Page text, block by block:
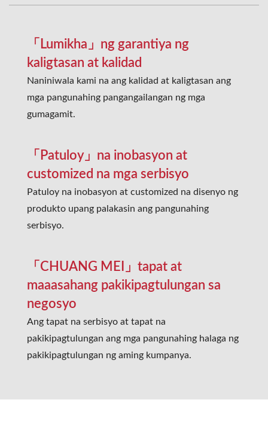
「Lumikha」ng garantiya ng
kaligtasan at kalidad
Naniniwala kami na ang kalidad at kaligtasan ang
mga pangunahing pangangailangan ng mga
gumagamit.
「Patuloy」na inobasyon at
customized na mga serbisyo
Patuloy na inobasyon at customized na disenyo ng
produkto upang palakasin ang pangunahing
serbisyo.
「CHUANG MEI」tapat at
maaasahang pakikipagtulungan sa
negosyo
Ang tapat na serbisyo at tapat na
pakikipagtulungan ang mga pangunahing halaga ng
pakikipagtulungan ng aming kumpanya.